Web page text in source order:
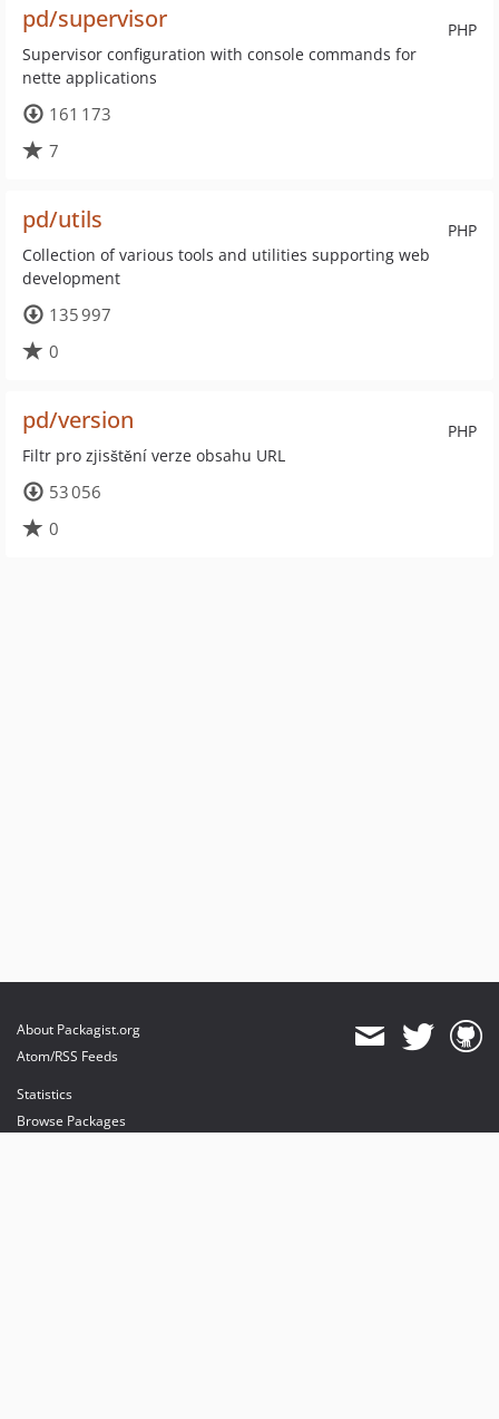
PHP
pd/supervisor
Supervisor configuration with console commands for
nette applications
161 173
7
PHP
pd/utils
Collection of various tools and utilities supporting web
development
135 997
0
PHP
pd/version
Filtr pro zjisštění verze obsahu URL
53 056
0
About Packagist.org
Atom/RSS Feeds
Statistics
Browse Packages